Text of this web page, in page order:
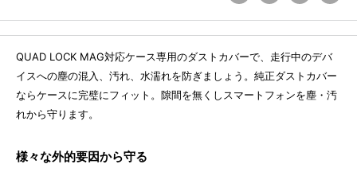
QUAD LOCK MAG対応ケース専用のダストカバーで、走行中のデバ
イスへの塵の混入、汚れ、水濡れを防ぎましょう。純正ダストカバー
ならケースに完璧にフィット。隙間を無くしスマートフォンを塵・汚
れから守ります。
様々な外的要因から守る